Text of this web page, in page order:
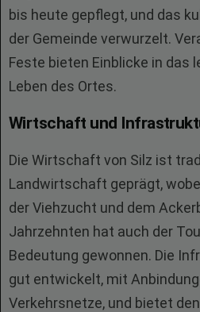
bis heute gepflegt, und das
der Gemeinde verwurzelt.
Feste bieten Einblicke in das
Leben des Ortes.
Wirtschaft und
Die Wirtschaft von Silz ist
Landwirtschaft geprägt,
der Viehzucht und dem
Jahrzehnten hat auch der
Bedeutung gewonnen. Die
gut entwickelt, mit
Verkehrsnetze, und bietet